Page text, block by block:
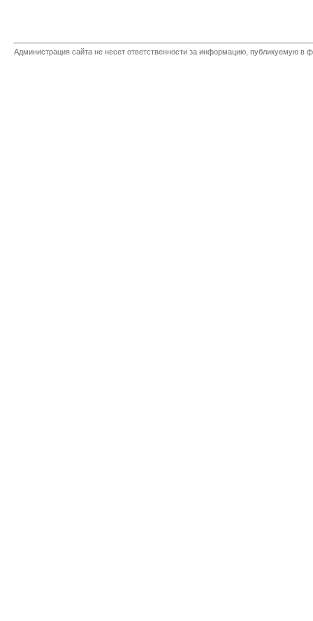
Администрация сайта не несет ответственности за информацию, публикуемую